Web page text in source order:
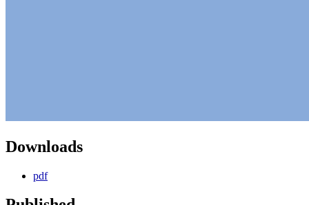
Downloads
pdf